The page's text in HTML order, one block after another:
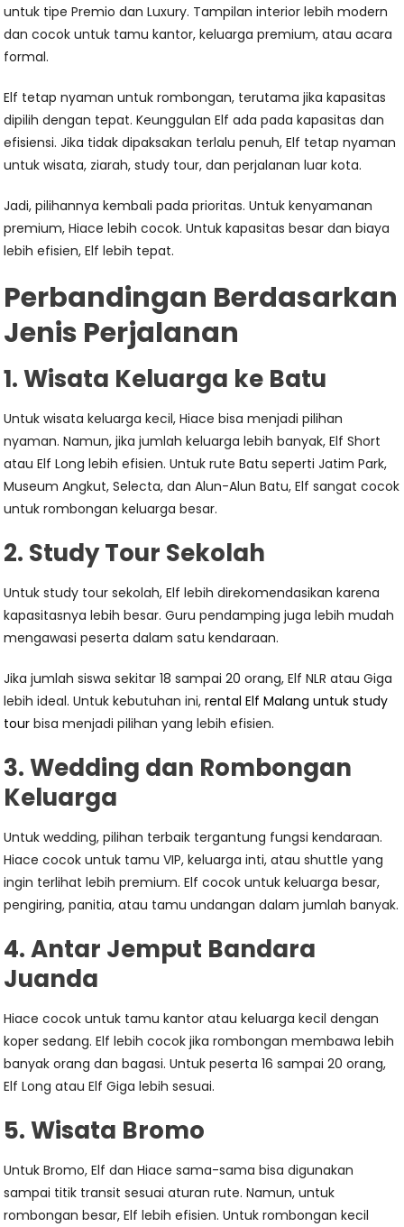
untuk tipe Premio dan Luxury. Tampilan interior lebih modern
dan cocok untuk tamu kantor, keluarga premium, atau acara
formal.
Elf tetap nyaman untuk rombongan, terutama jika kapasitas
dipilih dengan tepat. Keunggulan Elf ada pada kapasitas dan
efisiensi. Jika tidak dipaksakan terlalu penuh, Elf tetap nyaman
untuk wisata, ziarah, study tour, dan perjalanan luar kota.
Jadi, pilihannya kembali pada prioritas. Untuk kenyamanan
premium, Hiace lebih cocok. Untuk kapasitas besar dan biaya
lebih efisien, Elf lebih tepat.
Perbandingan Berdasarkan
Jenis Perjalanan
1. Wisata Keluarga ke Batu
Untuk wisata keluarga kecil, Hiace bisa menjadi pilihan
nyaman. Namun, jika jumlah keluarga lebih banyak, Elf Short
atau Elf Long lebih efisien. Untuk rute Batu seperti Jatim Park,
Museum Angkut, Selecta, dan Alun-Alun Batu, Elf sangat cocok
untuk rombongan keluarga besar.
2. Study Tour Sekolah
Untuk study tour sekolah, Elf lebih direkomendasikan karena
kapasitasnya lebih besar. Guru pendamping juga lebih mudah
mengawasi peserta dalam satu kendaraan.
Jika jumlah siswa sekitar 18 sampai 20 orang, Elf NLR atau Giga
lebih ideal. Untuk kebutuhan ini,rental Elf Malang untuk study
tour bisa menjadi pilihan yang lebih efisien.
3. Wedding dan Rombongan
Keluarga
Untuk wedding, pilihan terbaik tergantung fungsi kendaraan.
Hiace cocok untuk tamu VIP, keluarga inti, atau shuttle yang
ingin terlihat lebih premium. Elf cocok untuk keluarga besar,
pengiring, panitia, atau tamu undangan dalam jumlah banyak.
4. Antar Jemput Bandara
Juanda
Hiace cocok untuk tamu kantor atau keluarga kecil dengan
koper sedang. Elf lebih cocok jika rombongan membawa lebih
banyak orang dan bagasi. Untuk peserta 16 sampai 20 orang,
Elf Long atau Elf Giga lebih sesuai.
5. Wisata Bromo
Untuk Bromo, Elf dan Hiace sama-sama bisa digunakan
sampai titik transit sesuai aturan rute. Namun, untuk
rombongan besar, Elf lebih efisien. Untuk rombongan kecil